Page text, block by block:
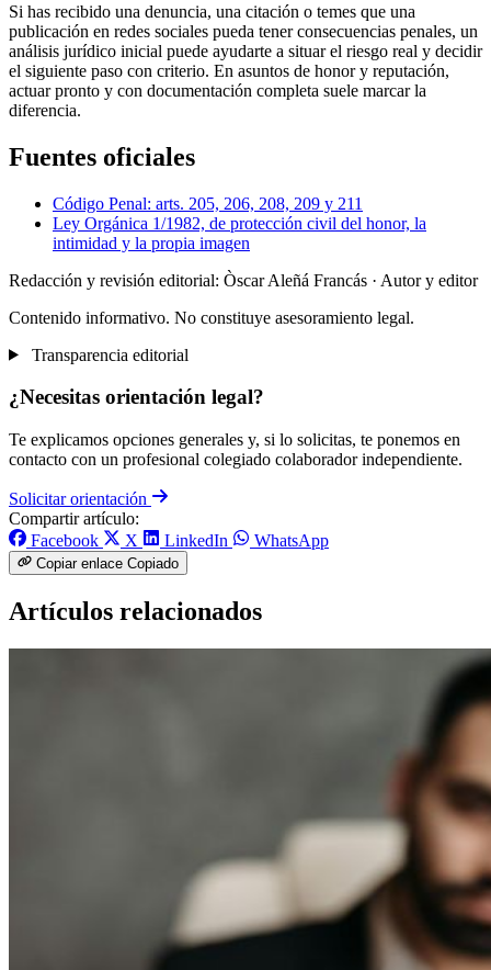
Si has recibido una denuncia, una citación o temes que una
publicación en redes sociales pueda tener consecuencias penales, un
análisis jurídico inicial puede ayudarte a situar el riesgo real y decidir
el siguiente paso con criterio. En asuntos de honor y reputación,
actuar pronto y con documentación completa suele marcar la
diferencia.
Fuentes oficiales
Código Penal: arts. 205, 206, 208, 209 y 211
Ley Orgánica 1/1982, de protección civil del honor, la
intimidad y la propia imagen
Redacción y revisión editorial: Òscar Aleñá Francás · Autor y editor
Contenido informativo. No constituye asesoramiento legal.
Transparencia editorial
¿Necesitas orientación legal?
Te explicamos opciones generales y, si lo solicitas, te ponemos en
contacto con un profesional colegiado colaborador independiente.
Solicitar orientación
Compartir artículo:
Facebook
X LinkedIn WhatsApp
Copiar enlace Copiado
Artículos relacionados